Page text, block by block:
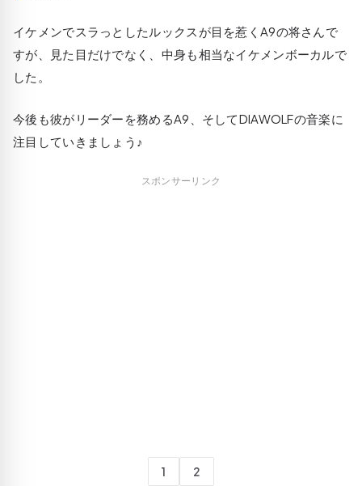
イケメンでスラっとしたルックスが目を惹くA9の将さんで
すが、見た目だけでなく、中身も相当なイケメンボーカルで
した。
今後も彼がリーダーを務めるA9、そしてDIAWOLFの音楽に
注目していきましょう♪
スポンサーリンク
1 2